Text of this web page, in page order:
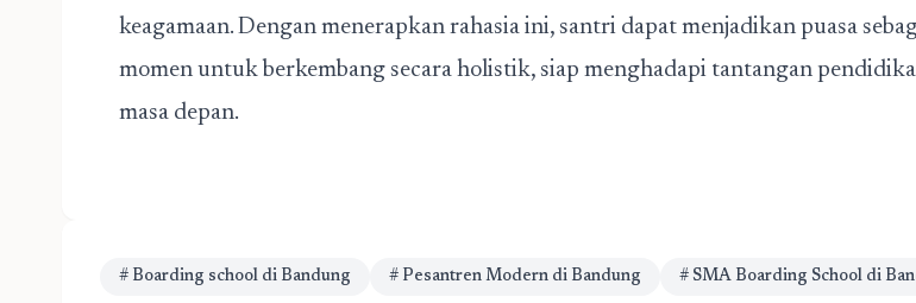
keagamaan. Dengan menerapkan rahasia ini, santri dapat menjadikan puasa
momen untuk berkembang secara holistik, siap menghadapi tantangan
masa depan.
# Boarding school di Bandung # Pesantren Modern di Bandung # SMA Boarding School di